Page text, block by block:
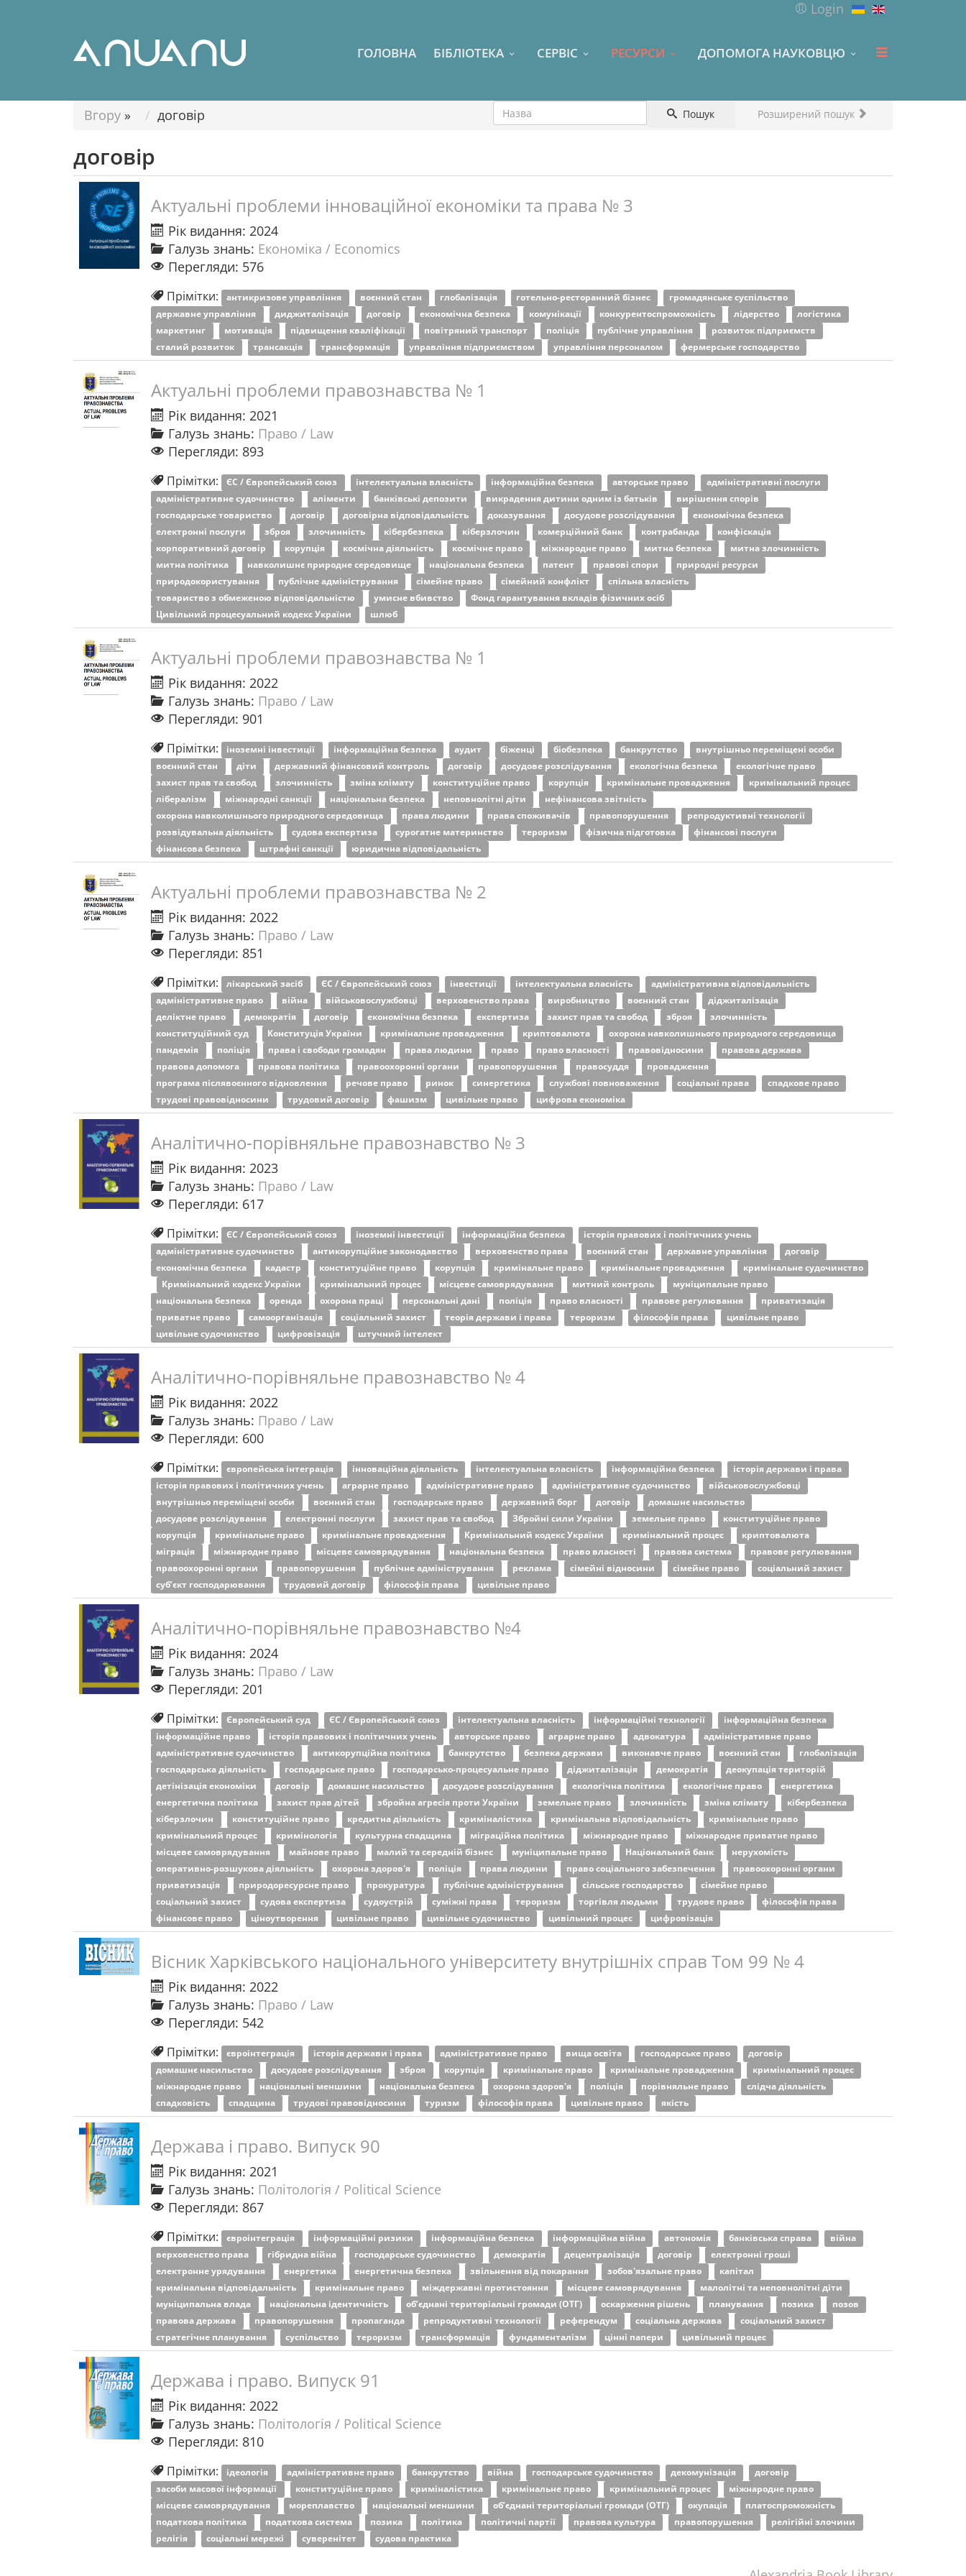
Login
ГОЛОВНА БІБЛІОТЕКА СЕРВІС РЕСУРСИ ДОПОМОГА НАУКОВЦЮ
Пошук Розширений пошук
Вгору » договір
договір
Актуальні проблеми інноваційної економіки та права № 3
Рік видання: 2024
Галузь знань: Економіка / Economics
Перегляди: 576
Прімітки: антикризове управління воєнний стан глобалізація готельно-ресторанний бізнес
громадянське суспільство
державне управління
диджиталізація договір економічна безпека комунікації конкурентоспроможність лідерство
логістика
маркетинг
мотивація підвищення кваліфікації повітряний транспорт поліція публічне управління
розвиток підприємств
сталий розвиток
трансакція трансформація управління підприємством управління персоналом фермерське господарство
Актуальні проблеми правознавства № 1
Рік видання: 2021
Галузь знань: Право / Law
Перегляди: 893
Прімітки: ЄС / Європейський союз інтелектуальна власність інформаційна безпека авторське право
адміністративні послуги
адміністративне судочинство
аліменти банківські депозити викрадення дитини одним із батьків
вирішення спорів
господарське товариство
договір договірна відповідальність доказування досудове розслідування
економічна безпека
електронні послуги
зброя злочинність кібербезпека кіберзлочин комерційний банк контрабанда
конфіскація
корпоративний договір
корупція космічна діяльність космічне право міжнародне право митна безпека
митна злочинність
митна політика
навколишнє природне середовище національна безпека патент правові спори
природні ресурси
природокористування
публічне адміністрування сімейне право сімейний конфлікт
спільна власність
товариство з обмеженою відповідальністю
умисне вбивство
Фонд гарантування вкладів фізичних осіб
Цивільний процесуальний кодекс України
шлюб
Актуальні проблеми правознавства № 1
Рік видання: 2022
Галузь знань: Право / Law
Перегляди: 901
Прімітки: іноземні інвестиції інформаційна безпека аудит біженці біобезпека банкрутство
внутрішньо переміщені особи
воєнний стан
діти державний фінансовий контроль договір досудове розслідування екологічна безпека
екологічне право
захист прав та свобод
злочинність зміна клімату конституційне право корупція кримінальне провадження
кримінальний процес
лібералізм
міжнародні санкції національна безпека неповнолітні діти
нефінансова звітність
охорона навколишнього природного середовища
права людини права споживачів правопорушення
репродуктивні технології
розвідувальна діяльність
судова експертиза сурогатне материнство тероризм фізична підготовка
фінансові послуги
фінансова безпека
штрафні санкції юридична відповідальність
Актуальні проблеми правознавства № 2
Рік видання: 2022
Галузь знань: Право / Law
Перегляди: 851
Прімітки: лікарський засіб ЄС / Європейський союз інвестиції інтелектуальна власність
адміністративна відповідальність
адміністративне право
війна військовослужбовці верховенство права виробництво воєнний стан
діджиталізація
деліктне право
демократія договір економічна безпека експертиза захист прав та свобод зброя
злочинність
конституційний суд
Конституція України кримінальне провадження криптовалюта
охорона навколишнього природного середовища
пандемія
поліція права і свободи громадян права людини право право власності правовідносини
правова держава
правова допомога
правова політика правоохоронні органи правопорушення правосуддя
провадження
програма післявоєнного відновлення
речове право ринок синергетика службові повноваження соціальні права
спадкове право
трудові правовідносини
трудовий договір фашизм цивільне право цифрова економіка
Аналітично-порівняльне правознавство № 3
Рік видання: 2023
Галузь знань: Право / Law
Перегляди: 617
Прімітки: ЄС / Європейський союз іноземні інвестиції інформаційна безпека
історія правових і політичних учень
адміністративне судочинство
антикорупційне законодавство верховенство права воєнний стан державне управління
договір
економічна безпека
кадастр конституційне право корупція кримінальне право кримінальне провадження
кримінальне судочинство
Кримінальний кодекс України
кримінальний процес місцеве самоврядування митний контроль
муніципальне право
національна безпека
оренда охорона праці персональні дані поліція право власності правове регулювання
приватизація
приватне право
самоорганізація соціальний захист теорія держави і права тероризм філософія права
цивільне право
цивільне судочинство
цифровізація штучний інтелект
Аналітично-порівняльне правознавство № 4
Рік видання: 2022
Галузь знань: Право / Law
Перегляди: 600
Прімітки: європейська інтеграція інноваційна діяльність інтелектуальна власність інформаційна безпека
історія держави і права
історія правових і політичних учень
аграрне право адміністративне право адміністративне судочинство
військовослужбовці
внутрішньо переміщені особи
воєнний стан господарське право державний борг договір
домашнє насильство
досудове розслідування
електронні послуги захист прав та свобод Збройні сили України земельне право
конституційне право
корупція
кримінальне право кримінальне провадження Кримінальний кодекс України кримінальний процес
криптовалюта
міграція
міжнародне право місцеве самоврядування національна безпека право власності правова система
правове регулювання
правоохоронні органи
правопорушення публічне адміністрування реклама сімейні відносини сімейне право
соціальний захист
суб’єкт господарювання
трудовий договір філософія права цивільне право
Аналітично-порівняльне правознавство №4
Рік видання: 2024
Галузь знань: Право / Law
Перегляди: 201
Прімітки: Європейський суд ЄС / Європейський союз інтелектуальна власність інформаційні технології
інформаційна безпека
інформаційне право
історія правових і політичних учень авторське право аграрне право адвокатура
адміністративне право
адміністративне судочинство
антикорупційна політика банкрутство безпека держави виконавче право воєнний стан
глобалізація
господарська діяльність
господарське право господарсько-процесуальне право діджиталізація демократія
деокупація територій
детінізація економіки
договір домашнє насильство досудове розслідування екологічна політика екологічне право
енергетика
енергетична політика
захист прав дітей збройна агресія проти України земельне право злочинність зміна клімату
кібербезпека
кіберзлочин
конституційне право кредитна діяльність криміналістика кримінальна відповідальність
кримінальне право
кримінальний процес
кримінологія культурна спадщина міграційна політика міжнародне право
міжнародне приватне право
місцеве самоврядування
майнове право малий та середній бізнес муніципальне право Національний банк
нерухомість
оперативно-розшукова діяльність
охорона здоров'я поліція права людини право соціального забезпечення
правоохоронні органи
приватизація
природоресурсне право прокуратура публічне адміністрування сільське господарство
сімейне право
соціальний захист
судова експертиза судоустрій суміжні права тероризм торгівля людьми трудове право
філософія права
фінансове право
ціноутворення цивільне право цивільне судочинство цивільний процес цифровізація
Вісник Харківського національного університету внутрішніх справ Том 99 № 4
Рік видання: 2022
Галузь знань: Право / Law
Перегляди: 542
Прімітки: євроінтеграція історія держави і права адміністративне право вища освіта господарське право
договір
домашнє насильство
досудове розслідування зброя корупція кримінальне право кримінальне провадження
кримінальний процес
міжнародне право
національні меншини національна безпека охорона здоров'я поліція порівняльне право
слідча діяльність
спадковість
спадщина трудові правовідносини туризм філософія права цивільне право якість
Держава і право. Випуск 90
Рік видання: 2021
Галузь знань: Політологія / Political Science
Перегляди: 867
Прімітки: євроінтеграція інформаційні ризики інформаційна безпека інформаційна війна автономія банківська справа
війна
верховенство права
гібридна війна господарське судочинство демократія децентралізація договір
електронні гроші
електронне урядування
енергетика енергетична безпека звільнення від покарання зобов'язальне право
капітал
кримінальна відповідальність
кримінальне право міждержавні протистояння місцеве самоврядування
малолітні та неповнолітні діти
муніципальна влада
національна ідентичність об’єднані територіальні громади (ОТГ) оскарження рішень планування позика
позов
правова держава
правопорушення пропаганда репродуктивні технології референдум соціальна держава
соціальний захист
стратегічне планування
суспільство тероризм трансформація фундаменталізм цінні папери цивільний процес
Держава і право. Випуск 91
Рік видання: 2022
Галузь знань: Політологія / Political Science
Перегляди: 810
Прімітки: ідеологія адміністративне право банкрутство війна господарське судочинство декомунізація
договір
засоби масової інформації
конституційне право криміналістика кримінальне право кримінальний процес
міжнародне право
місцеве самоврядування
мореплавство національні меншини об’єднані територіальні громади (ОТГ) окупація
платоспроможність
податкова політика
податкова система позика політика політичні партії правова культура правопорушення
релігійні злочини
релігія
соціальні мережі суверенітет судова практика